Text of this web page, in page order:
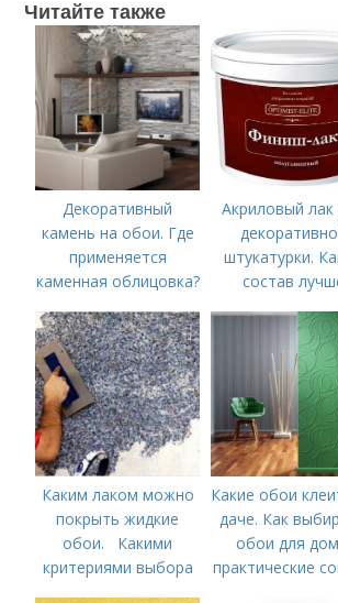
Читайте также
Декоративный
камень на обои. Где
применяется
каменная облицовка?
Акриловый лак
штукатурки.
состав
Каким лаком можно
покрыть жидкие
обои. Какими
критериями выбора
Какие обои
даче. Как
обои для
практические